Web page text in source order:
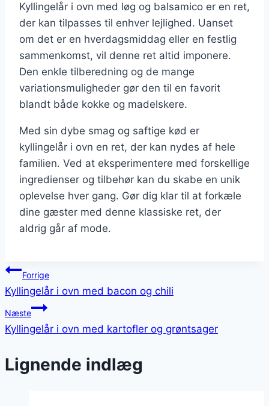
Kyllingelår i ovn med løg og balsamico er en ret,
der kan tilpasses til enhver lejlighed. Uanset
om det er en hverdagsmiddag eller en festlig
sammenkomst, vil denne ret altid imponere.
Den enkle tilberedning og de mange
variationsmuligheder gør den til en favorit
blandt både kokke og madelskere.
Med sin dybe smag og saftige kød er
kyllingelår i ovn en ret, der kan nydes af hele
familien. Ved at eksperimentere med forskellige
ingredienser og tilbehør kan du skabe en unik
oplevelse hver gang. Gør dig klar til at forkæle
dine gæster med denne klassiske ret, der
aldrig går af mode.
Indlægsnavigation
Forrige
Kyllingelår i ovn med bacon og chili
Næste
Kyllingelår i ovn med kartofler og grøntsager
Lignende indlæg